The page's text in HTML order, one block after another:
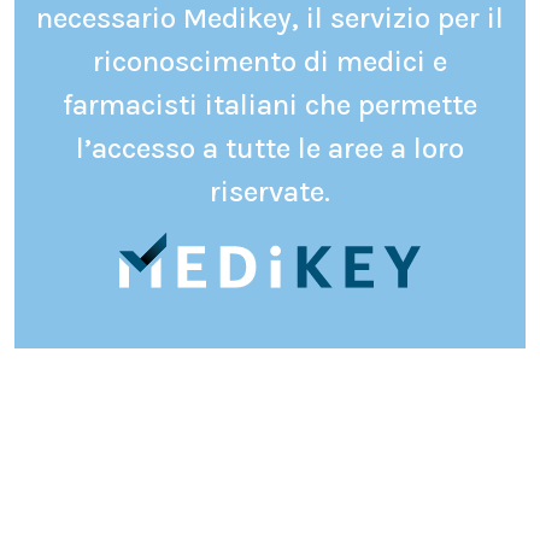
necessario Medikey, il servizio per il
riconoscimento di medici e
farmacisti italiani che permette
l’accesso a tutte le aree a loro
riservate.